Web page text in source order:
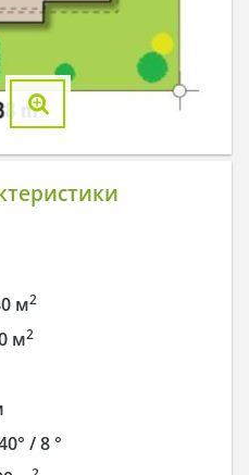
м2
м2
/ 8 °